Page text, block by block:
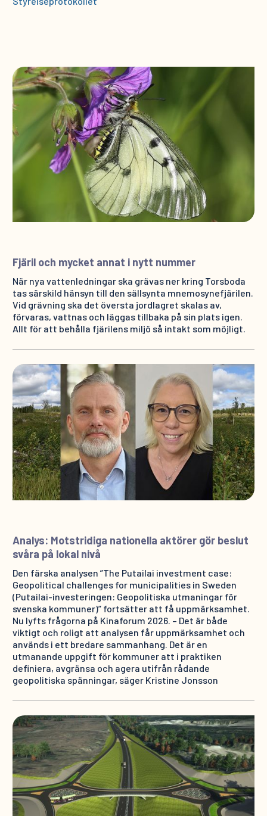
Fjäril och mycket annat i nytt nummer
När nya vattenledningar ska grävas ner kring Torsboda
tas särskild hänsyn till den sällsynta mnemosynefjärilen.
Vid grävning ska det översta jordlagret skalas av,
förvaras, vattnas och läggas tillbaka på sin plats igen.
Allt för att behålla fjärilens miljö så intakt som möjligt.
Analys: Motstridiga nationella aktörer gör beslut
svåra på lokal nivå
Den färska analysen ”The Putailai investment case:
Geopolitical challenges for municipalities in Sweden
(Putailai-investeringen: Geopolitiska utmaningar för
svenska kommuner)” fortsätter att få uppmärksamhet.
Nu lyfts frågorna på Kinaforum 2026. – Det är både
viktigt och roligt att analysen får uppmärksamhet och
används i ett bredare sammanhang. Det är en
utmanande uppgift för kommuner att i praktiken
definiera, avgränsa och agera utifrån rådande
geopolitiska spänningar, säger Kristine Jonsson